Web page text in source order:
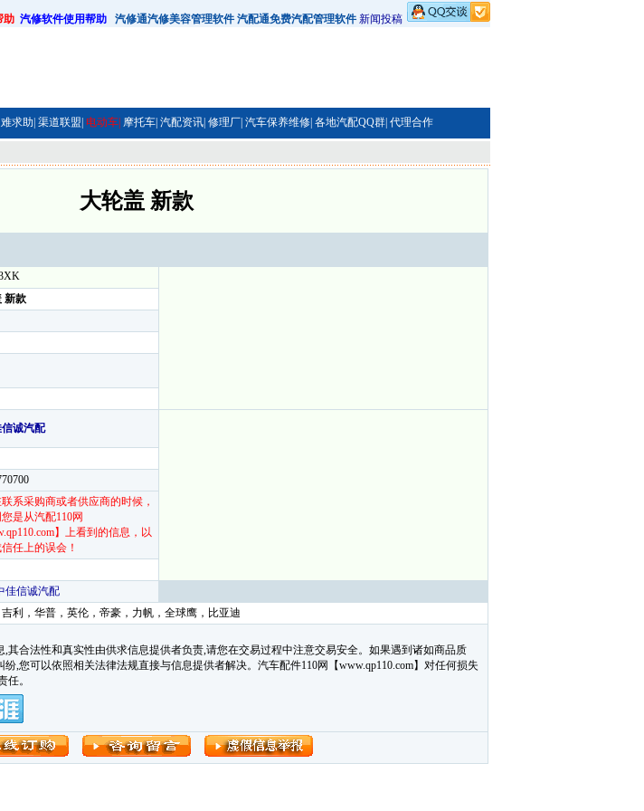
助 汽修软件使用帮助 汽修通汽修美容管理软件 汽配通免费汽配管理软件 新闻投稿
求助| 渠道联盟| 电动车| 摩托车| 汽配资讯| 修理厂| 汽车保养维修| 各地汽配QQ群| 代理合作
大轮盖 新款
新款
信诚汽配
系采购商或者供应商的时候，
是从汽配110网
】上看到的信息，以
任上的误会！
利，华普，英伦，帝豪，力帆，全球鹰，比亚迪
,其合法性和真实性由供求信息提供者负责,请您在交易过程中注意交易安全。如果遇到诸如商品质
,您可以依照相关法律法规直接与信息提供者解决。汽车配件110网【www.qp110.com】对任何损失
责任。